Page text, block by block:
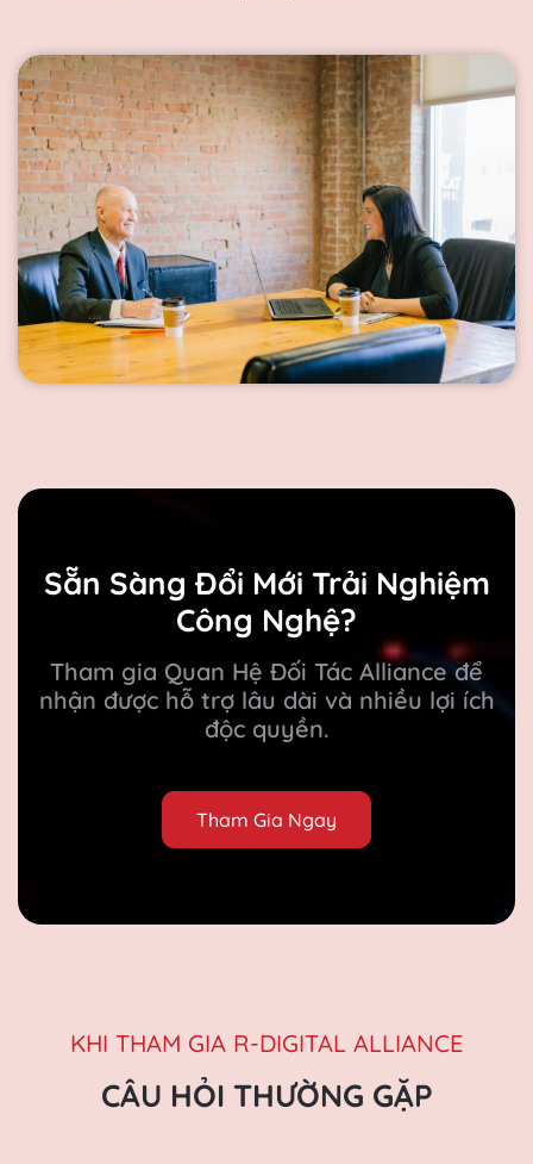
Sẵn Sàng Đổi Mới Trải Nghiệm
Công Nghệ?
Tham gia Quan Hệ Đối Tác Alliance để
nhận được hỗ trợ lâu dài và nhiều lợi ích
độc quyền.
Tham Gia Ngay
KHI THAM GIA R-DIGITAL ALLIANCE
CÂU HỎI THƯỜNG GẶP